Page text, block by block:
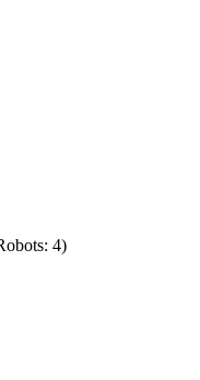
4)